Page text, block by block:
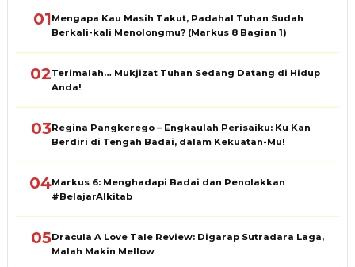
01Mengapa Kau Masih Takut, Padahal Tuhan Sudah
Berkali-kali Menolongmu? (Markus 8 Bagian 1)
02Terimalah… Mukjizat Tuhan Sedang Datang di Hidup
Anda!
03Regina Pangkerego – Engkaulah Perisaiku: Ku Kan
Berdiri di Tengah Badai, dalam Kekuatan-Mu!
04Markus 6: Menghadapi Badai dan Penolakkan
#BelajarAlkitab
05Dracula A Love Tale Review: Digarap Sutradara Laga,
Malah Makin Mellow